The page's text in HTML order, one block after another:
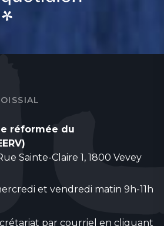
réformée du
Sainte-Claire 1, 1800 Vevey
et vendredi matin 9h-11h
par courriel en cliquant